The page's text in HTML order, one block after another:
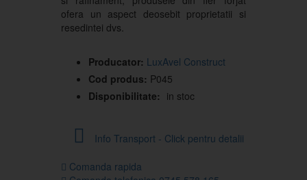
ofera un aspect deosebit proprietatii si
resedintei dvs.
Producator: LuxAvel Construct
Cod produs: P045
Disponibilitate: in stoc
Info Transport - Click pentru detalii
Comanda rapida